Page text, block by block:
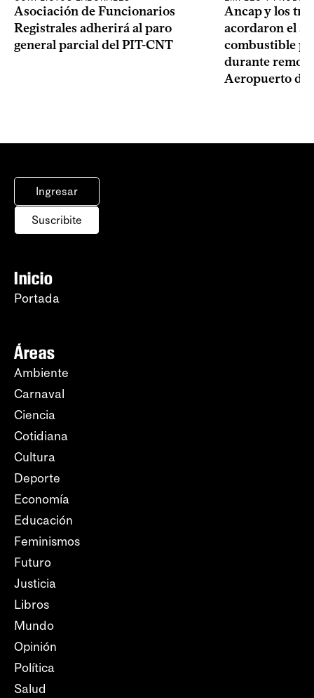
Asociación de Funcionarios
Registrales adherirá al paro
general parcial del PIT-CNT
Ancap y los
acordaron el
combustible
durante
Aeropuerto de
Ingresar
Suscribite
Inicio
Portada
Áreas
Ambiente
Carnaval
Ciencia
Cotidiana
Cultura
Deporte
Economía
Educación
Feminismos
Futuro
Justicia
Libros
Mundo
Opinión
Política
Salud